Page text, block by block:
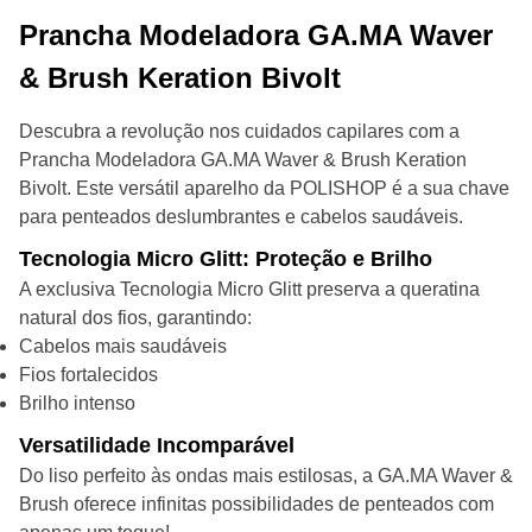
Prancha Modeladora GA.MA Waver
& Brush Keration Bivolt
Descubra a revolução nos cuidados capilares com a
Prancha Modeladora GA.MA Waver & Brush Keration
Bivolt. Este versátil aparelho da POLISHOP é a sua chave
para penteados deslumbrantes e cabelos saudáveis.
Tecnologia Micro Glitt: Proteção e Brilho
A exclusiva Tecnologia Micro Glitt preserva a queratina
natural dos fios, garantindo:
Cabelos mais saudáveis
Fios fortalecidos
Brilho intenso
Versatilidade Incomparável
Do liso perfeito às ondas mais estilosas, a GA.MA Waver &
Brush oferece infinitas possibilidades de penteados com